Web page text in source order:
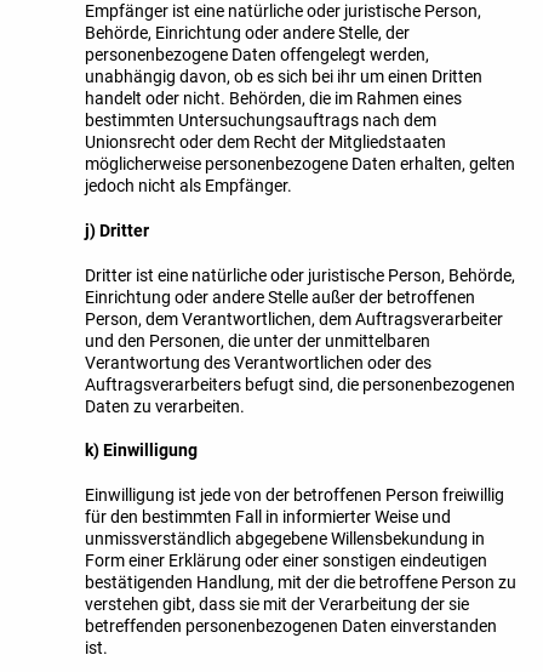
Empfänger ist eine natürliche oder juristische Person,
Behörde, Einrichtung oder andere Stelle, der
personenbezogene Daten offengelegt werden,
unabhängig davon, ob es sich bei ihr um einen Dritten
handelt oder nicht. Behörden, die im Rahmen eines
bestimmten Untersuchungsauftrags nach dem
Unionsrecht oder dem Recht der Mitgliedstaaten
möglicherweise personenbezogene Daten erhalten, gelten
jedoch nicht als Empfänger.
j) Dritter
Dritter ist eine natürliche oder juristische Person, Behörde,
Einrichtung oder andere Stelle außer der betroffenen
Person, dem Verantwortlichen, dem Auftragsverarbeiter
und den Personen, die unter der unmittelbaren
Verantwortung des Verantwortlichen oder des
Auftragsverarbeiters befugt sind, die personenbezogenen
Daten zu verarbeiten.
k) Einwilligung
Einwilligung ist jede von der betroffenen Person freiwillig
für den bestimmten Fall in informierter Weise und
unmissverständlich abgegebene Willensbekundung in
Form einer Erklärung oder einer sonstigen eindeutigen
bestätigenden Handlung, mit der die betroffene Person zu
verstehen gibt, dass sie mit der Verarbeitung der sie
betreffenden personenbezogenen Daten einverstanden
ist.